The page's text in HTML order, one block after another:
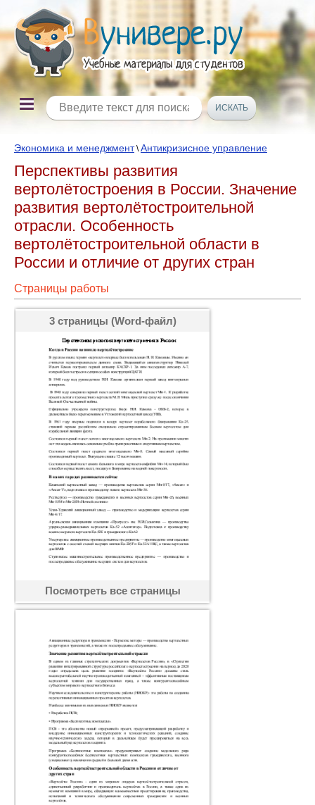
Экономика и менеджмент\Антикризисное управление
Перспективы развития
вертолётостроения в России. Значение
развития вертолётостроительной
отрасли. Особенность
вертолётостроительной области в
России и отличие от других стран
Страницы работы
3 страницы (Word-файл)
Посмотреть все страницы